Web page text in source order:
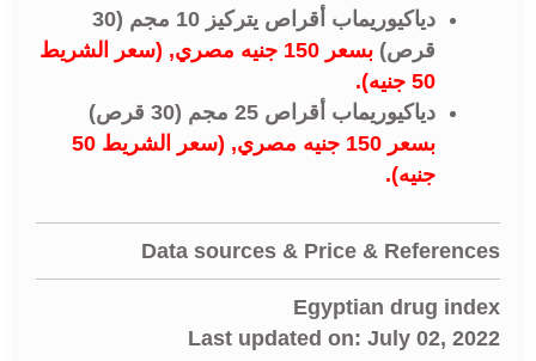
دياكيوريماب أقراص يتركيز 10 مجم (30
قرص)
بسعر 150 جنيه مصري, (سعر الشريط
50 جنيه).
دياكيوريماب أقراص 25 مجم (30 قرص)
بسعر 150 جنيه مصري, (سعر الشريط 50
جنيه).
Data sources & Price & References
Egyptian drug index
Last updated on: July 02, 2022